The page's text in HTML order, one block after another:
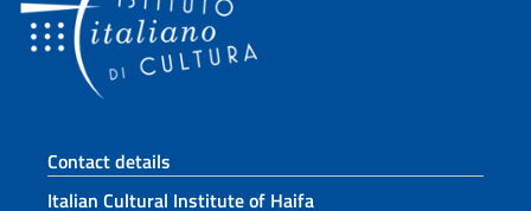
Footer section
Contact details
Italian Cultural Institute of Haifa